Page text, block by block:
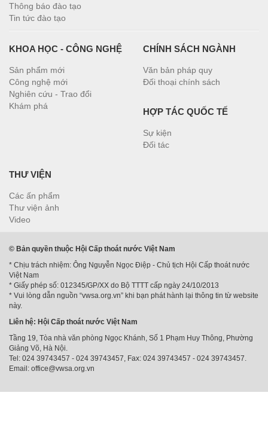
Thông báo đào tạo
Tin tức đào tạo
KHOA HỌC - CÔNG NGHỆ
Sản phẩm mới
Công nghệ mới
Nghiên cứu - Trao đổi
Khám phá
CHÍNH SÁCH NGÀNH
Văn bản pháp quy
Đối thoại chính sách
HỢP TÁC QUỐC TẾ
Sự kiện
Đối tác
THƯ VIỆN
Các ấn phẩm
Thư viện ảnh
Video
© Bản quyền thuộc Hội Cấp thoát nước Việt Nam
* Chịu trách nhiệm: Ông Nguyễn Ngọc Điệp - Chủ tịch Hội Cấp thoát nước
Việt Nam
* Giấy phép số: 012345/GP/XX do Bộ TTTT cấp ngày 24/10/2013
* Vui lòng dẫn nguồn “vwsa.org.vn” khi bạn phát hành lại thông tin từ website
này.
Liên hệ: Hội Cấp thoát nước Việt Nam
Tầng 19, Tòa nhà văn phòng Ngọc Khánh, Số 1 Phạm Huy Thông, Phường
Giảng Võ, Hà Nội.
Tel: 024 39743457 - 024 39743457, Fax: 024 39743457 - 024 39743457.
Email: office@vwsa.org.vn